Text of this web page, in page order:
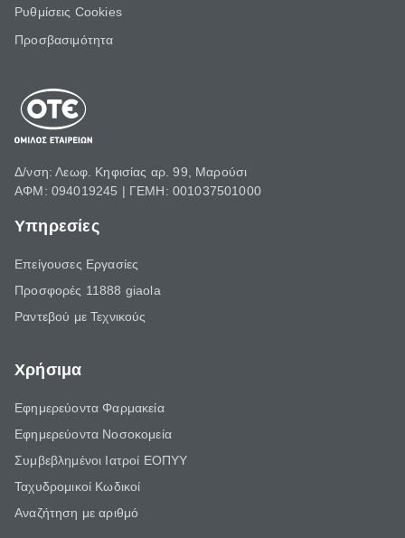
Ρυθμίσεις Cookies
Προσβασιμότητα
Δ/νση: Λεωφ. Κηφισίας αρ. 99, Μαρούσι
ΑΦΜ: 094019245 | ΓΕΜΗ: 001037501000
Υπηρεσίες
Επείγουσες Εργασίες
Προσφορές 11888 giaola
Ραντεβού με Τεχνικούς
Χρήσιμα
Εφημερεύοντα Φαρμακεία
Εφημερεύοντα Νοσοκομεία
Συμβεβλημένοι Ιατροί ΕΟΠΥΥ
Ταχυδρομικοί Κωδικοί
Αναζήτηση με αριθμό